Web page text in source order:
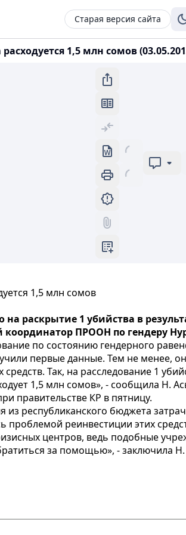
Старая версия сайта
1,5 млн сомов
1,5 млн сомов
раскрытие 1 убийства в
ПРООН по гендеру
по состоянию гендерного
первые данные. Тем не менее,
Так, на расследование 1
1,5 млн сомов», - сообщила Н.
правительстве КР в пятницу.
республиканского бюджета
проблемой реинвестиции этих
центров, ведь подобные
за помощью», - заключила Н.